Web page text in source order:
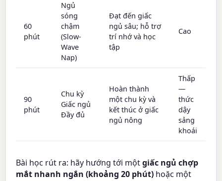
60
phút
Ngủ
sóng
chậm
(Slow-
Wave
Nap)
Đạt đến giấc
ngủ sâu; hỗ trợ
trí nhớ và học
tập
Cao
90
phút
Chu kỳ
Giấc ngủ
Đầy đủ
Hoàn thành
một chu kỳ và
kết thúc ở giấc
ngủ nông
Thấp
—
thức
dậy
sảng
khoái
Bài học rút ra: hãy hướng tới mộtgiấc ngủ chợp
mắt nhanh ngắn (khoảng 20 phút) hoặc một